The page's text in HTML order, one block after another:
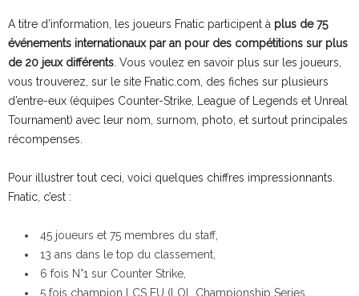
A titre d’information, les joueurs Fnatic participent à plus de 75
événements internationaux par an pour des compétitions sur plus
de 20 jeux différents . Vous voulez en savoir plus sur les joueurs,
vous trouverez, sur le site Fnatic.com, des fiches sur plusieurs
d’entre-eux (équipes Counter-Strike, League of Legends et Unreal
Tournament) avec leur nom, surnom, photo, et surtout principales
récompenses.
Pour illustrer tout ceci, voici quelques chiffres impressionnants.
Fnatic, c’est :
45 joueurs et 75 membres du staff,
13 ans dans le top du classement,
6 fois N°1 sur Counter Strike,
5 fois champion LCS EU (LOL Championship Series